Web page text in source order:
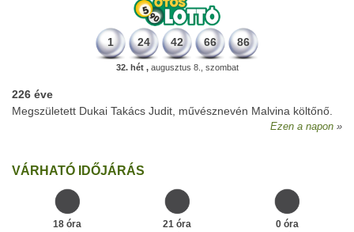
1 24 42 66 86
32. hét ,augusztus 8., szombat
226 éve
Megszületett Dukai Takács Judit, művésznevén Malvina költőnő.
Ezen a napon
VÁRHATÓ IDŐJÁRÁS
18 óra
21 óra
0 óra